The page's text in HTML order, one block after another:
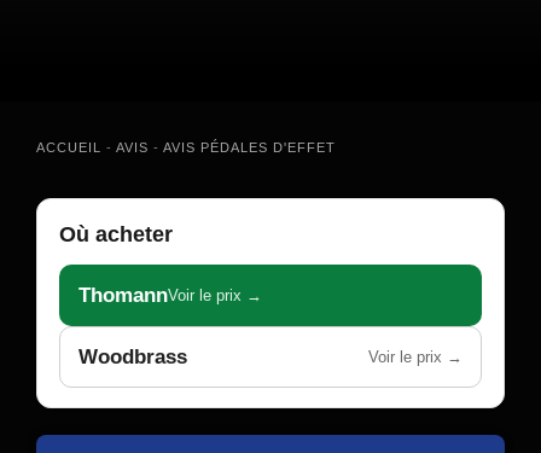
ACCUEIL - AVIS - AVIS PÉDALES D'EFFET
Où acheter
ThomannVoir le prix →
Woodbrass Voir le prix →